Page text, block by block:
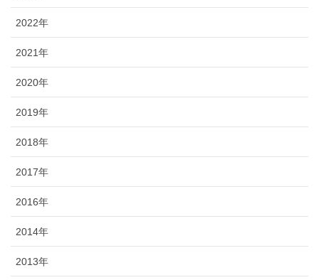
2022年
2021年
2020年
2019年
2018年
2017年
2016年
2014年
2013年